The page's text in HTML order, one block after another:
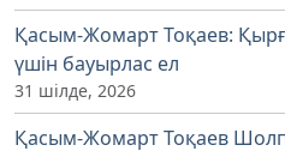
Қасым-Жомарт Тоқаев:
үшін бауырлас ел
31 шілде, 2026
Қасым-Жомарт Тоқаев